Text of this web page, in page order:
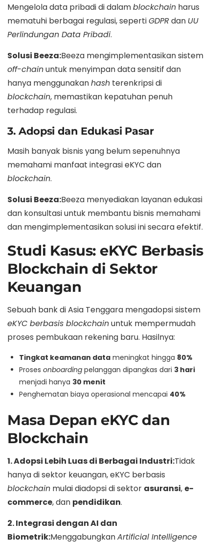
Mengelola data pribadi di dalamblockchain harus
mematuhi berbagai regulasi, sepertiGDPRdan UU
Perlindungan Data Pribadi.
Solusi Beeza:Beeza mengimplementasikan sistem
off-chainuntuk menyimpan data sensitif dan
hanya menggunakanhash terenkripsi di
blockchain, memastikan kepatuhan penuh
terhadap regulasi.
3. Adopsi dan Edukasi Pasar
Masih banyak bisnis yang belum sepenuhnya
memahami manfaat integrasi eKYC dan
blockchain.
Solusi Beeza:Beeza menyediakan layanan edukasi
dan konsultasi untuk membantu bisnis memahami
dan mengimplementasikan solusi ini secara efektif.
Studi Kasus: eKYC Berbasis
Blockchain di Sektor
Keuangan
Sebuah bank di Asia Tenggara mengadopsi sistem
eKYC berbasis blockchainuntuk mempermudah
proses pembukaan rekening baru. Hasilnya:
Tingkat keamanan data meningkat hingga 80%
Proses onboarding pelanggan dipangkas dari 3 hari
menjadi hanya 30 menit
Penghematan biaya operasional mencapai 40%
Masa Depan eKYC dan
Blockchain
1. Adopsi Lebih Luas di Berbagai Industri:Tidak
hanya di sektor keuangan, eKYC berbasis
blockchain mulai diadopsi di sektor asuransi, e-
commerce, dan pendidikan.
2. Integrasi dengan AI dan
Biometrik:MenggabungkanArtificial Intelligence